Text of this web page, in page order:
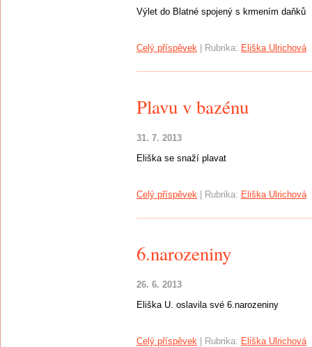
Výlet do Blatné spojený s krmením daňků
Celý příspěvek Rubrika: Eliška Ulrichová
Plavu v bazénu
31. 7. 2013
Eliška se snaží plavat
Celý příspěvek Rubrika: Eliška Ulrichová
6.narozeniny
26. 6. 2013
Eliška U. oslavila své 6.narozeniny
Celý příspěvek Rubrika: Eliška Ulrichová